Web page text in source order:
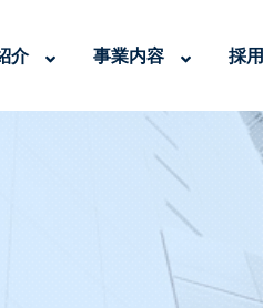
介 事業内容 採